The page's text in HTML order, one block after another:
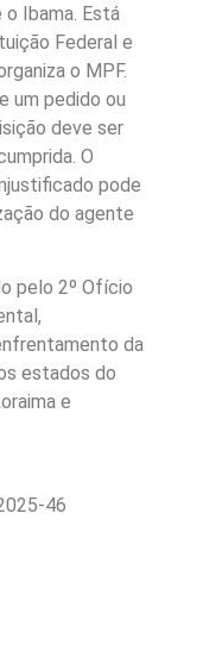
Ibama. Está
Federal e
o MPF.
um pedido ou
deve ser
O
pode
do agente
pelo 2º Ofício
da
estados do
e
46